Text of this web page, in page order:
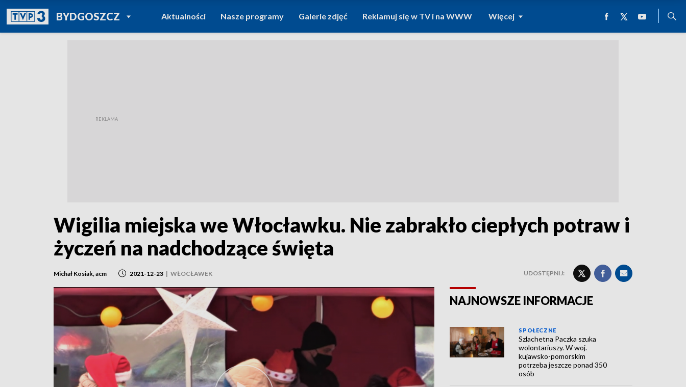
BYDGOSZCZPOWRÓT DO
TVP REGIONY
Aktualności Nasze programy Galerie zdjęć Reklamuj się w TV i na WWW Więcej
Wigilia miejska we Włocławku. Nie zabrakło ciepłych potraw i
życzeń na nadchodzące święta
Michał Kosiak, acm 2021-12-23 | WŁOCŁAWEK UDOSTĘPNIJ:
NAJNOWSZE INFORMACJE
SPOŁECZNE
Szlachetna Paczka szuka
wolontariuszy. W woj.
kujawsko-pomorskim
potrzeba jeszcze ponad 350
osób